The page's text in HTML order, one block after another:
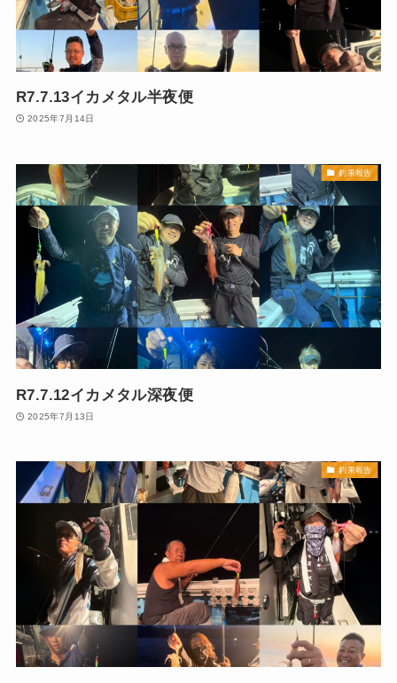
R7.7.13イカメタル半夜便
2025年7月14日
釣果報告
R7.7.12イカメタル深夜便
2025年7月13日
釣果報告